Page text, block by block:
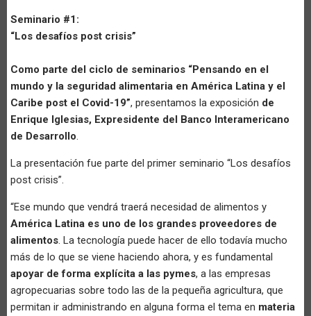
Seminario #1:
“Los desafíos post crisis”
Como parte del ciclo de seminarios “Pensando en el
mundo y la seguridad alimentaria en América Latina y el
Caribe post el Covid-19”, presentamos la exposición de
Enrique Iglesias, Expresidente del Banco Interamericano
de Desarrollo.
La presentación fue parte del primer seminario “Los desafíos
post crisis”.
“Ese mundo que vendrá traerá necesidad de alimentos y
América Latina es uno de los grandes proveedores de
alimentos. La tecnología puede hacer de ello todavía mucho
más de lo que se viene haciendo ahora, y es fundamental
apoyar de forma explícita a las pymes, a las empresas
agropecuarias sobre todo las de la pequeña agricultura, que
permitan ir administrando en alguna forma el tema en materia